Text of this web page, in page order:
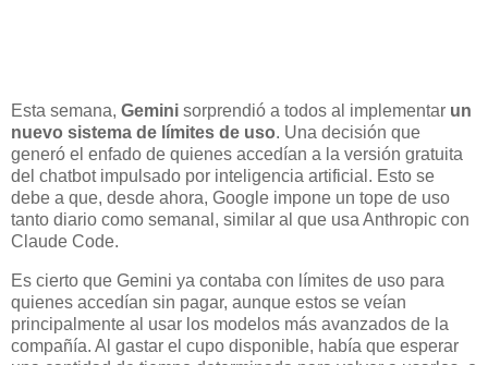
Esta semana, Gemini sorprendió a todos al implementar un
nuevo sistema de límites de uso. Una decisión que
generó el enfado de quienes accedían a la versión gratuita
del chatbot impulsado por inteligencia artificial. Esto se
debe a que, desde ahora, Google impone un tope de uso
tanto diario como semanal, similar al que usa Anthropic con
Claude Code.
Es cierto que Gemini ya contaba con límites de uso para
quienes accedían sin pagar, aunque estos se veían
principalmente al usar los modelos más avanzados de la
compañía. Al gastar el cupo disponible, había que esperar